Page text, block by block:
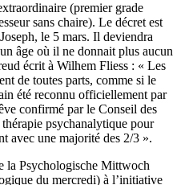
(premier grade
sans chaire). Le décret est
le 5 mars. Il deviendra
âge où il ne donnait plus aucun
écrit à Wilhem Fliess : « Les
de toutes parts, comme si le
été reconnu officiellement par
confirmé par le Conseil des
thérapie psychanalytique pour
avec une majorité des 2/3 ».
la Psychologische Mittwoch
du mercredi) à l’initiative